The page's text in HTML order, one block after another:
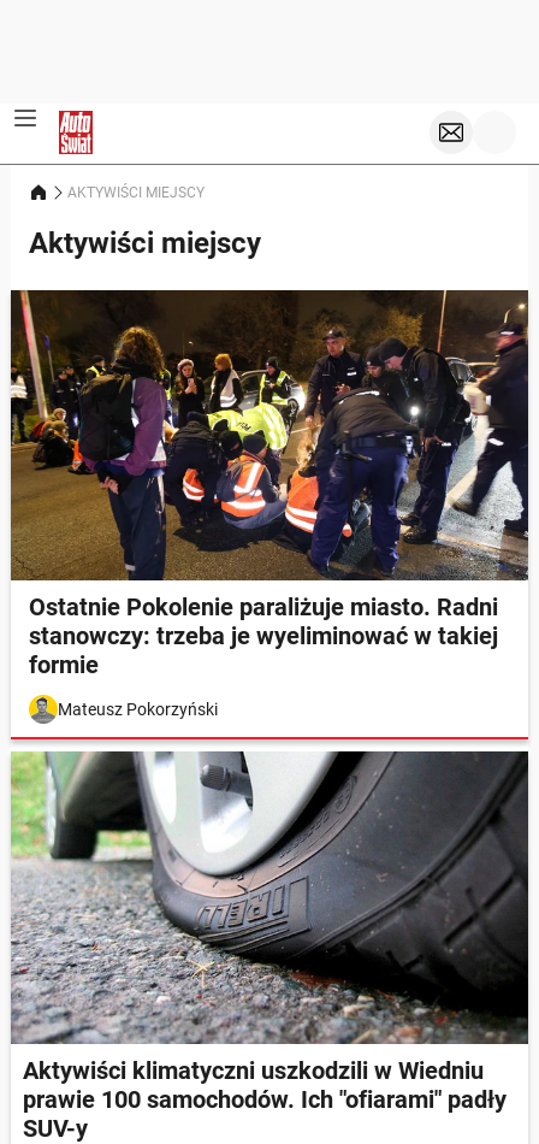
AKTYWIŚCI MIEJSCY
Aktywiści miejscy
Ostatnie Pokolenie paraliżuje miasto. Radni
stanowczy: trzeba je wyeliminować w takiej
formie
Mateusz Pokorzyński
Aktywiści klimatyczni uszkodzili w Wiedniu
prawie 100 samochodów. Ich "ofiarami" padły
SUV-y